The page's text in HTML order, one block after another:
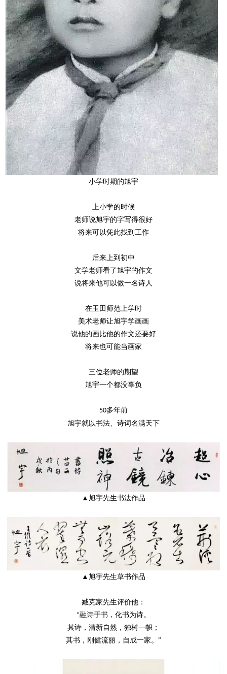
小学时期的旭宇
上小学的时候
老师说旭宇的字写得很好
将来可以凭此找到工作
后来上到初中
文学老师看了旭宇的作文
说将来他可以做一名诗人
在玉田师范上学时
美术老师让旭宇学画画
说他的画比他的作文还要好
将来也可能当画家
三位老师的期望
旭宇一个都没辜负
50多年前
旭宇就以书法、诗词名满天下
▲旭宇先生书法作品
▲旭宇先生草书作品
臧克家先生评价他：
“融诗于书，化书为诗。
其诗，清新自然，独树一帜；
其书，刚健流丽，自成一家。 ”